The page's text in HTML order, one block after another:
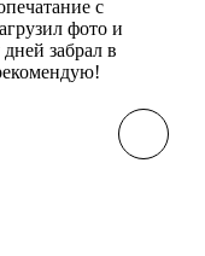
с
фото и
забрал в